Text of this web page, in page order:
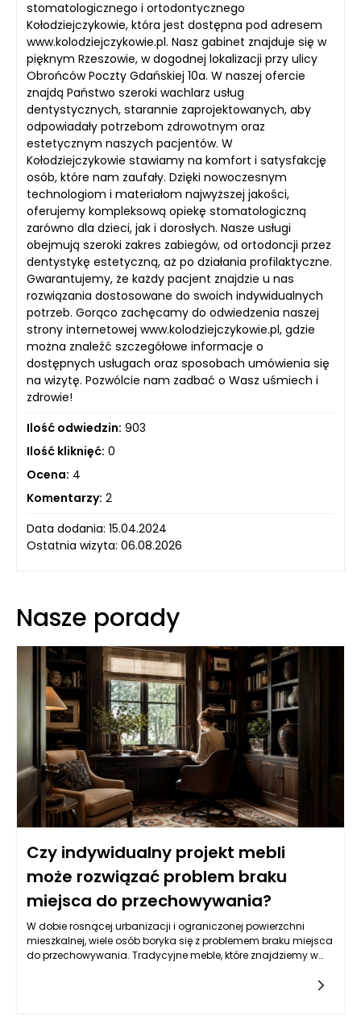
stomatologicznego i ortodontycznego
Kołodziejczykowie, która jest dostępna pod adresem
www.kolodziejczykowie.pl. Nasz gabinet znajduje się w
pięknym Rzeszowie, w dogodnej lokalizacji przy ulicy
Obrońców Poczty Gdańskiej 10a. W naszej ofercie
znajdą Państwo szeroki wachlarz usług
dentystycznych, starannie zaprojektowanych, aby
odpowiadały potrzebom zdrowotnym oraz
estetycznym naszych pacjentów. W
Kołodziejczykowie stawiamy na komfort i satysfakcję
osób, które nam zaufały. Dzięki nowoczesnym
technologiom i materiałom najwyższej jakości,
oferujemy kompleksową opiekę stomatologiczną
zarówno dla dzieci, jak i dorosłych. Nasze usługi
obejmują szeroki zakres zabiegów, od ortodoncji przez
dentystykę estetyczną, aż po działania profilaktyczne.
Gwarantujemy, że każdy pacjent znajdzie u nas
rozwiązania dostosowane do swoich indywidualnych
potrzeb. Gorąco zachęcamy do odwiedzenia naszej
strony internetowej www.kolodziejczykowie.pl, gdzie
można znaleźć szczegółowe informacje o
dostępnych usługach oraz sposobach umówienia się
na wizytę. Pozwólcie nam zadbać o Wasz uśmiech i
zdrowie!
Ilość odwiedzin: 903
Ilość kliknięć: 0
Ocena: 4
Komentarzy: 2
Data dodania: 15.04.2024
Ostatnia wizyta: 06.08.2026
Nasze porady
Czy indywidualny projekt mebli
może rozwiązać problem braku
miejsca do przechowywania?
W dobie rosnącej urbanizacji i ograniczonej powierzchni
mieszkalnej, wiele osób boryka się z problemem braku miejsca
do przechowywania. Tradycyjne meble, które znajdziemy w